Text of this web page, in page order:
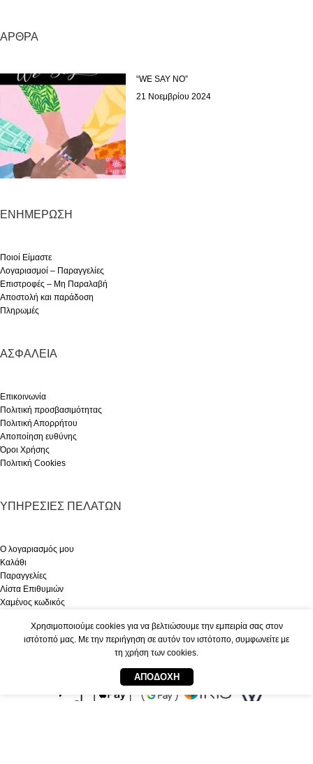
ΆΡΘΡΑ
“WE SAY NO”
21 Νοεμβρίου 2024
ΕΝΗΜΈΡΩΣΗ
Ποιοί Είμαστε
Λογαριασμοί – Παραγγελίες
Επιστροφές – Μη Παραλαβή
Αποστολή και παράδοση
Πληρωμές
ΑΣΦΆΛΕΙΑ
Επικοινωνία
Πολιτική προσβασιμότητας
Πολιτική Απορρήτου
Αποποίηση ευθύνης
Όροι Χρήσης
Πολιτική Cookies
ΥΠΗΡΕΣΊΕΣ ΠΕΛΑΤΏΝ
Ο λογαριασμός μου
Καλάθι
Παραγγελίες
Λίστα Επιθυμιών
Χαμένος κωδικός
Χρησιμοποιούμε cookies για να βελτιώσουμε την εμπειρία σας στον
ιστότοπό μας. Με την περιήγηση σε αυτόν τον ιστότοπο, συμφωνείτε με
τη χρήση των cookies.
ΑΠΟΔΟΧΉ